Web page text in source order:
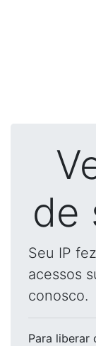
de
Seu IP
acessos
conosco.
Para liberar